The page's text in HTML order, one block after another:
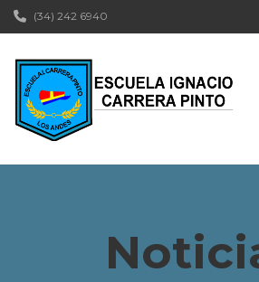
(34) 242 6940